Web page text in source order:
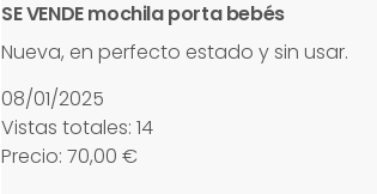
SE VENDE mochila porta bebés
Nueva, en perfecto estado y sin usar.
08/01/2025
Vistas totales: 14
Precio: 70,00 €